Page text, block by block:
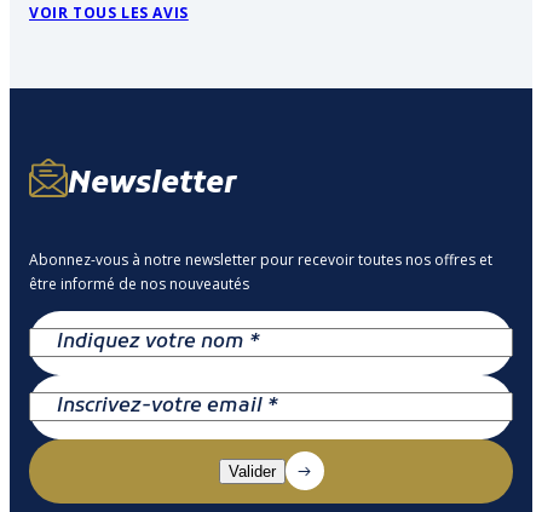
VOIR TOUS LES AVIS
Newsletter
Abonnez-vous à notre newsletter pour recevoir toutes nos offres et
être informé de nos nouveautés